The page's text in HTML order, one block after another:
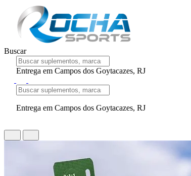
Buscar
Entrega em Campos dos Goytacazes, RJ
Entrega em Campos dos Goytacazes, RJ